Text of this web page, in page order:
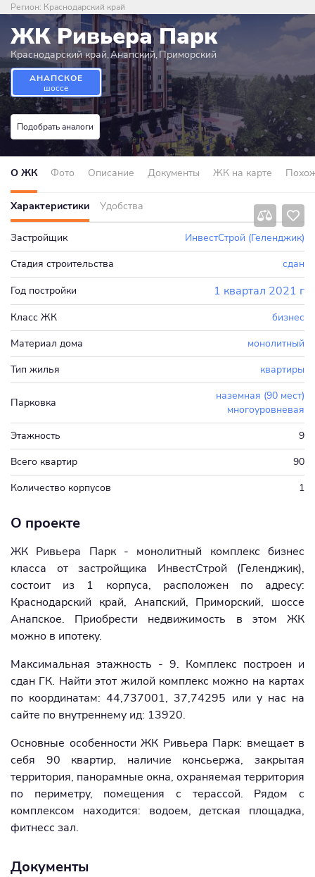
Регион: Краснодарский край
ЖК Ривьера Парк
Краснодарский край,Анапский,Приморский
АНАПСКОЕ
шоссе
Подобрать аналоги
О ЖК Фото Описание Документы ЖК на карте
Характеристики Удобства
Застройщик
ИнвестСтрой (Геленджик)
Стадия строительства
сдан
Год постройки
1 квартал 2021 г
Класс ЖК
бизнес
Материал дома
монолитный
Тип жилья
квартиры
Парковка
наземная (90 мест)
многоуровневая
Этажность
9
Всего квартир
90
Количество корпусов
1
О проекте
ЖК Ривьера Парк - монолитный комплекс бизнес
класса от застройщика ИнвестСтрой (Геленджик),
состоит из 1 корпуса, расположен по адресу:
Краснодарский край, Анапский, Приморский, шоссе
Анапское. Приобрести недвижимость в этом ЖК
можно в ипотеку.
Максимальная этажность - 9. Комплекс построен и
сдан ГК. Найти этот жилой комплекс можно на картах
по координатам: 44,737001, 37,74295 или у нас на
сайте по внутреннему ид: 13920.
Основные особенности ЖК Ривьера Парк: вмещает в
себя 90 квартир, наличие консьержа, закрытая
территория, панорамные окна, охраняемая территория
по периметру, помещения с терассой. Рядом с
комплексом находится: водоем, детская площадка,
фитнесс зал.
Документы